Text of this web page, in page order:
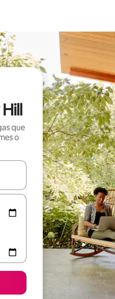
que
o
con las teclas de flecha hacia